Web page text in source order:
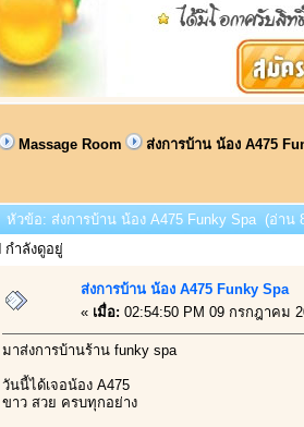
Massage Room ส่งการบ้าน น้อง A475
หัวข้อ: ส่งการบ้าน น้อง A475 Funky Spa (อ่าน
ำลังดูอยู่
ส่งการบ้าน น้อง A475 Funky Spa
« เมื่อ: 02:54:50 PM 09 กรกฎาคม
มาส่งการบ้านร้าน funky spa
วันนี้ได้เจอน้อง A475
ขาว สวย ครบทุกอย่าง